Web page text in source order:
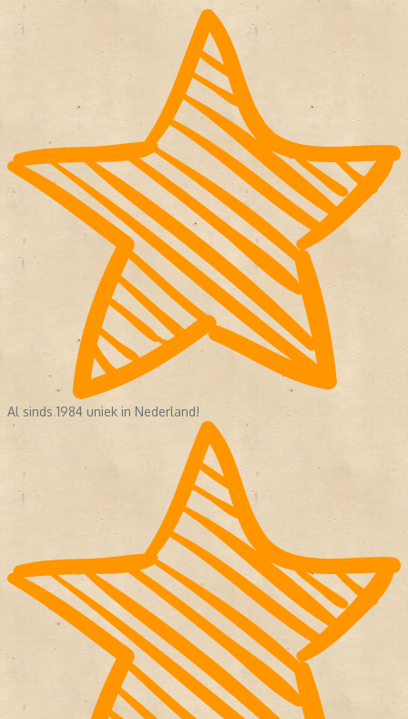
Al sinds 1984 uniek in Nederland!